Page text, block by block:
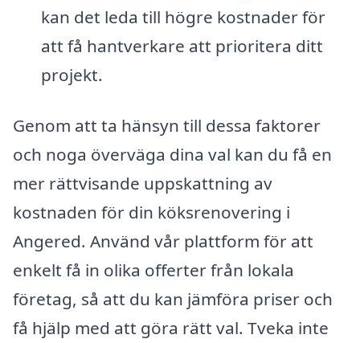
kan det leda till högre kostnader för
att få hantverkare att prioritera ditt
projekt.
Genom att ta hänsyn till dessa faktorer
och noga överväga dina val kan du få en
mer rättvisande uppskattning av
kostnaden för din köksrenovering i
Angered. Använd vår plattform för att
enkelt få in olika offerter från lokala
företag, så att du kan jämföra priser och
få hjälp med att göra rätt val. Tveka inte